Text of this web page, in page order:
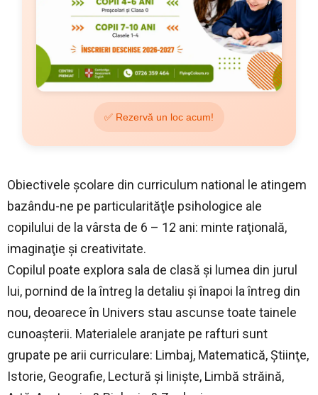
✅ Rezervă un loc acum!
Obiectivele şcolare din curriculum national le atingem
bazându-ne pe particularităţle psihologice ale
copilului de la vârsta de 6 – 12 ani: minte raţională,
imaginaţie şi creativitate.
Copilul poate explora sala de clasă şi lumea din jurul
lui, pornind de la întreg la detaliu şi înapoi la întreg din
nou, deoarece în Univers stau ascunse toate tainele
cunoaşterii. Materialele aranjate pe rafturi sunt
grupate pe arii curriculare: Limbaj, Matematică, Ştiinţe,
Istorie, Geografie, Lectură şi linişte, Limbă străină,